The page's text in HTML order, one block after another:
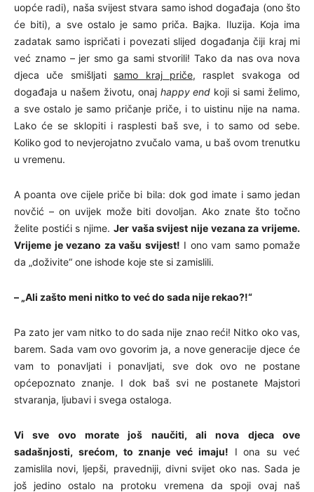
uopće radi), naša svijest stvara samo ishod događaja (ono što
će biti), a sve ostalo je samo priča. Bajka. Iluzija. Koja ima
zadatak samo ispričati i povezati slijed događanja čiji kraj mi
već znamo – jer smo ga sami stvorili! Tako da nas ova nova
djeca uče smišljati samo kraj priče, rasplet svakoga od
događaja u našem životu, onaj happy end koji si sami želimo,
a sve ostalo je samo pričanje priče, i to uistinu nije na nama.
Lako će se sklopiti i rasplesti baš sve, i to samo od sebe.
Koliko god to nevjerojatno zvučalo vama, u baš ovom trenutku
u vremenu.
A poanta ove cijele priče bi bila: dok god imate i samo jedan
novčić – on uvijek može biti dovoljan. Ako znate što točno
želite postići s njime. Jer vaša svijest nije vezana za vrijeme.
Vrijeme je vezano za vašu svijest! I ono vam samo pomaže
da „doživite“ one ishode koje ste si zamislili.
– „Ali zašto meni nitko to već do sada nije rekao?!“
Pa zato jer vam nitko to do sada nije znao reći! Nitko oko vas,
barem. Sada vam ovo govorim ja, a nove generacije djece će
vam to ponavljati i ponavljati, sve dok ovo ne postane
općepoznato znanje. I dok baš svi ne postanete Majstori
stvaranja, ljubavi i svega ostaloga.
Vi sve ovo morate još naučiti, ali nova djeca ove
sadašnjosti, srećom, to znanje već imaju! I ona su već
zamislila novi, ljepši, pravedniji, divni svijet oko nas. Sada je
još jedino ostalo na protoku vremena da spoji ovaj naš